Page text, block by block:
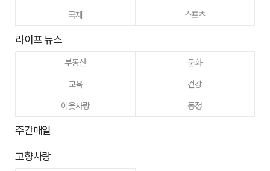
국제
스포츠
라이프 뉴스
부동산
문화
교육
건강
이웃사랑
동정
주간매일
고향사랑